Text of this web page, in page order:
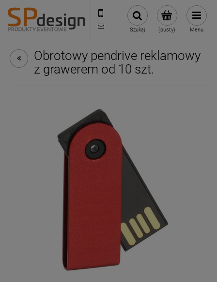
221002030
sklep@reklamydrukarnia.pl
(pusty)
Szukaj Menu
Obrotowy pendrive reklamowy
z grawerem od 10 szt.